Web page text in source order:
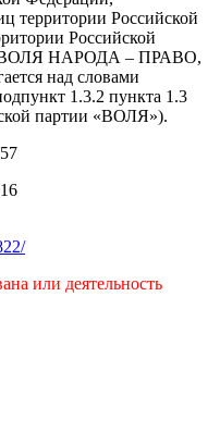
территории Российской
Российской
ВОЛЯ НАРОДА – ПРАВО,
над словами
1.3.2 пункта 1.3
партии «ВОЛЯ»).
или деятельность